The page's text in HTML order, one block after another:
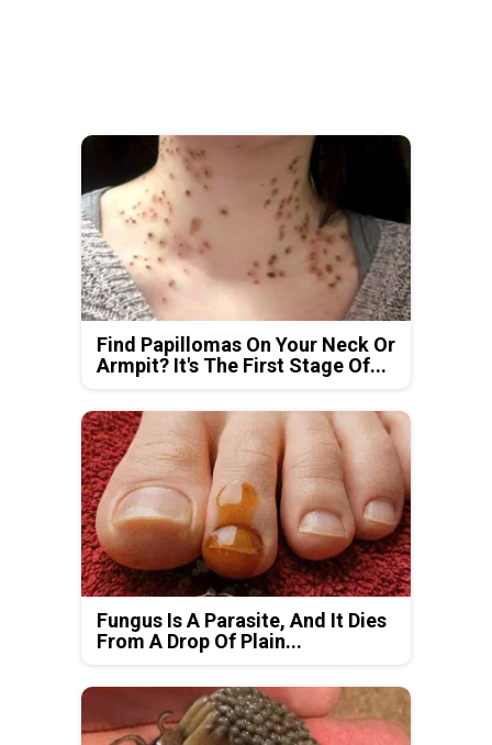
Find Papillomas On Your Neck Or
Armpit? It's The First Stage Of...
Fungus Is A Parasite, And It Dies
From A Drop Of Plain...